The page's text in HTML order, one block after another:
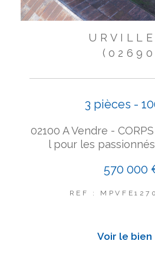
3 pièces -
02100 A Vendre -
l pour les
570 000
REF :
Voir le bien